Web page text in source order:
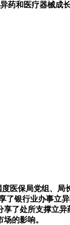
药和医疗器械成
医保局党组、
银行业办事立
了处所支撑立
的影响。